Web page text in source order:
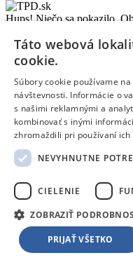
Hups! Niečo sa pokazilo.
Chcem sa registrovať
Alebo sa prihlás pomocou
Zadaj e-mailovú adresu:
Zadaj svoje heslo:
Zapamätať prihlásenie
Prihlásiť sa
Nepamätám si svoje heslo
registrovať
Alebo sa prihlás pomocou
Táto webová
cookie.
Súbory cookie používame
návštevnosti. Informácie o
s našimi reklamnými a
kombinovať s inými
zhromaždili pri používaní ich
NEVYHNUTNE
CIELENIE
ZOBRAZIŤ
PRIJAŤ VŠETKO